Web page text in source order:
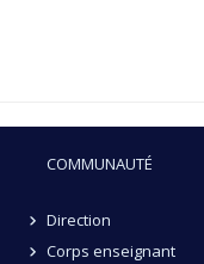
COMMUNAUTÉ
Direction
Corps enseignant